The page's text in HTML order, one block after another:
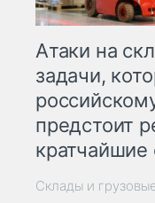
Атаки на
задачи,
предстоит
кратчайшие
Склады и